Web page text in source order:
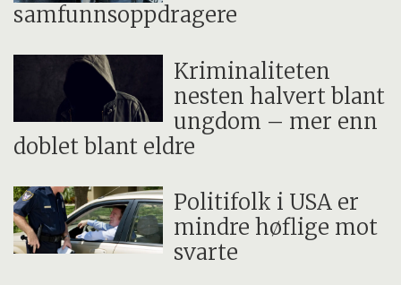
samfunnsoppdragere
Kriminaliteten
nesten halvert blant
ungdom – mer enn
doblet blant eldre
Politifolk i USA er
mindre høflige mot
svarte